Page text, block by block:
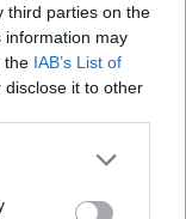
third parties on the
information may
the IAB’s List of
it to other
or more Google
You may click to